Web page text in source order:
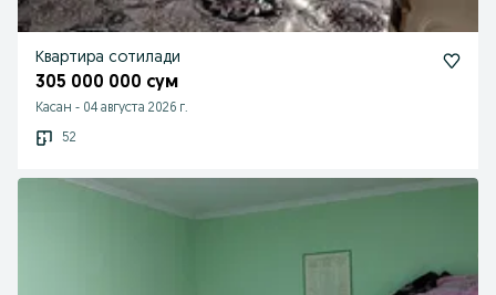
Квартира сотилади
305 000 000 сум
Касан - 04 августа 2026 г.
52